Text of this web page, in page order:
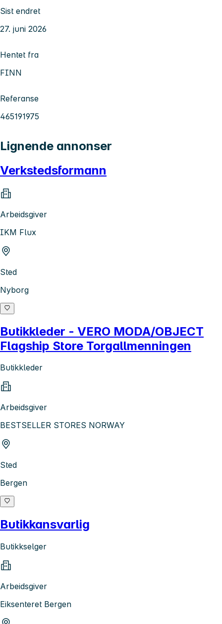
Sist endret
27. juni 2026
Hentet fra
FINN
Referanse
465191975
Lignende annonser
Verkstedsformann
Arbeidsgiver
IKM Flux
Sted
Nyborg
Butikkleder - VERO MODA/OBJECT
Flagship Store Torgallmenningen
Butikkleder
Arbeidsgiver
BESTSELLER STORES NORWAY
Sted
Bergen
Butikkansvarlig
Butikkselger
Arbeidsgiver
Eiksenteret Bergen